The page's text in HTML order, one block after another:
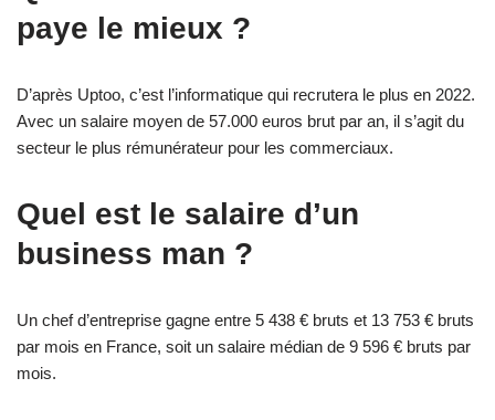
paye le mieux ?
D’après Uptoo, c’est l’informatique qui recrutera le plus en 2022.
Avec un salaire moyen de 57.000 euros brut par an, il s’agit du
secteur le plus rémunérateur pour les commerciaux.
Quel est le salaire d’un
business man ?
Un chef d’entreprise gagne entre 5 438 € bruts et 13 753 € bruts
par mois en France, soit un salaire médian de 9 596 € bruts par
mois.